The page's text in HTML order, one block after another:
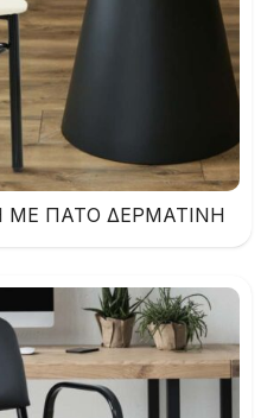
ΜΕ ΠΑΤΟ ΔΕΡΜΑΤΙΝΗ